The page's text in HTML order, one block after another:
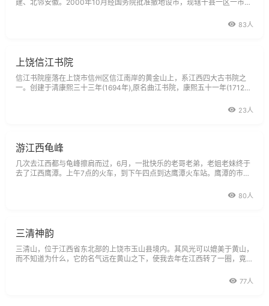
建、北邻安徽。2000年10月经国务院批准撤地设市，现辖十县一区一市。
83人
上饶信江书院
信江书院座落在上饶市信州区信江南岸的黄金山上，系江西四大古书院之
一。创建于清康熙三十三年(1694年),原名曲江书院，康熙五十一年(1712
23人
游江西龟峰
几次去江西都与龟峰擦肩而过，6月，一批快乐的老哥老弟，老姐老妹终于
去了江西鹰潭。上午7点的火车，到下午四点到达鹰潭火车站。鹰潭的市区
不错。第二天去龟峰。龟峰距离鹰潭有四十公里，属于上饶市管辖。龟峰，
80人
三清神韵
三清山，位于江西省东北部的上饶市玉山县境内。其风光可以媲美于黄山，
而不知道为什么，它的名气远在黄山之下，使我去年在江西转了一圈，竟然
行，而且更决定，明年再去一次。因为它的神韵，实在令人恋恋不舍，值得
77人